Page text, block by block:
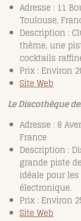
Adresse : 11
Toulouse,
Description :
thème, une
cocktails
Prix : Environ
Site Web
Le Discothèque
Adresse : 8
France
Description :
grande piste
idéale pour
électronique.
Prix : Environ
Site Web